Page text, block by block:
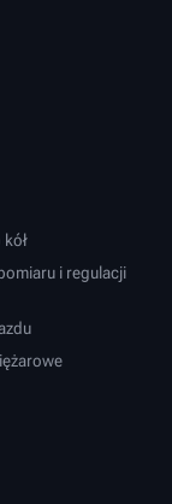
i regulacji